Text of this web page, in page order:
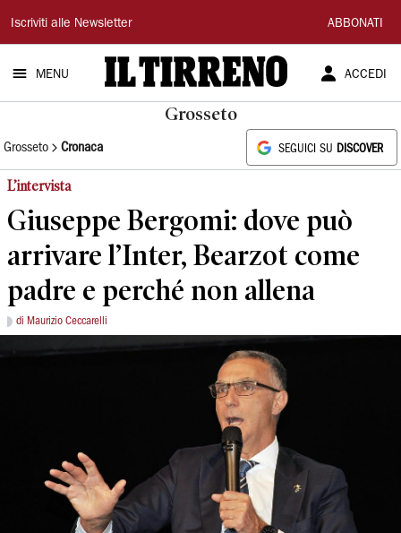
Il
Tirreno
Iscriviti alle Newsletter ABBONATI
MENU ACCEDI
Grosseto
Grosseto Cronaca SEGUICI SU DISCOVER
L’intervista
Giuseppe Bergomi: dove può
arrivare l’Inter, Bearzot come
padre e perché non allena
di Maurizio Ceccarelli